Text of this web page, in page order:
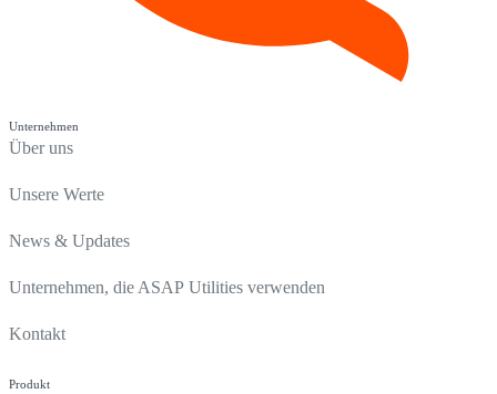
Unternehmen
Über uns
Unsere Werte
News & Updates
Unternehmen, die ASAP Utilities verwenden
Kontakt
Produkt